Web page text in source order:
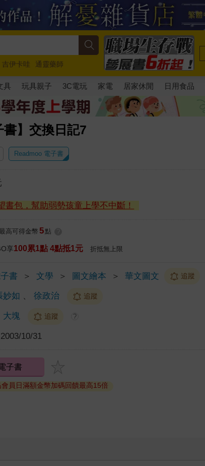
吉伊卡哇
通靈藥師
超慢跑
具 玩具親子 3C電玩 家電 居家休閒 日用食品
書】交換日記7
Readmoo 電子書
書包，幫助弱勢孩童上學不中斷！
高可得金幣 5 點
享100累1點 4點抵1元 折抵無上限
書 ＞ 文學 ＞ 圖文繪本 ＞ 華文圖文 追蹤
妙如 、徐政治 追蹤
大塊 追蹤 ?
2003/10/31
子書
員日滿額金幣加碼回饋最高15倍